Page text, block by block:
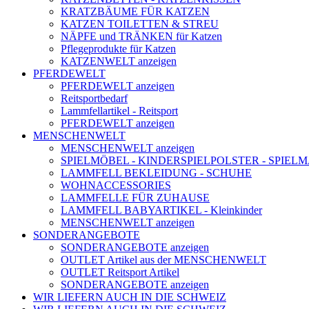
KRATZBÄUME FÜR KATZEN
KATZEN TOILETTEN & STREU
NÄPFE und TRÄNKEN für Katzen
Pflegeprodukte für Katzen
KATZENWELT anzeigen
PFERDEWELT
PFERDEWELT anzeigen
Reitsportbedarf
Lammfellartikel - Reitsport
PFERDEWELT anzeigen
MENSCHENWELT
MENSCHENWELT anzeigen
SPIELMÖBEL - KINDERSPIELPOLSTER -
LAMMFELL BEKLEIDUNG - SCHUHE
WOHNACCESSORIES
LAMMFELLE FÜR ZUHAUSE
LAMMFELL BABYARTIKEL - Kleinkinder
MENSCHENWELT anzeigen
SONDERANGEBOTE
SONDERANGEBOTE anzeigen
OUTLET Artikel aus der MENSCHENWELT
OUTLET Reitsport Artikel
SONDERANGEBOTE anzeigen
WIR LIEFERN AUCH IN DIE SCHWEIZ